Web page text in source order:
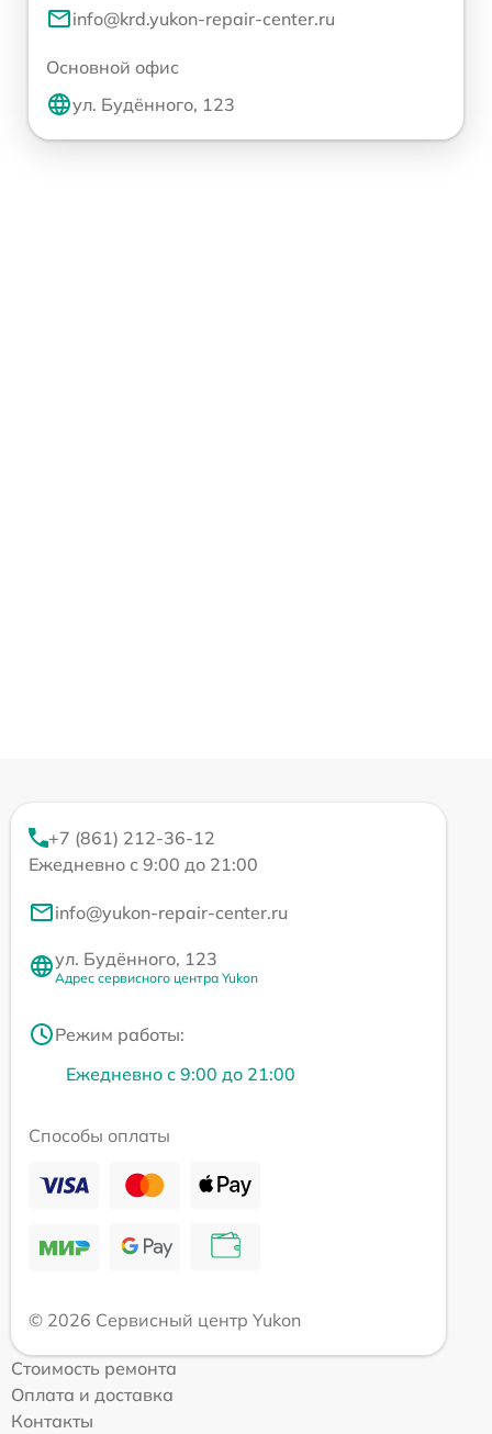
info@krd.yukon-repair-center.ru
Основной офис
ул. Будённого, 123
+7 (861) 212-36-12
Ежедневно с 9:00 до 21:00
info@yukon-repair-center.ru
ул. Будённого, 123
Адрес сервисного центра Yukon
Режим работы:
Ежедневно с 9:00 до 21:00
Способы оплаты
© 2026 Сервисный центр Yukon
Стоимость ремонта
Оплата и доставка
Контакты